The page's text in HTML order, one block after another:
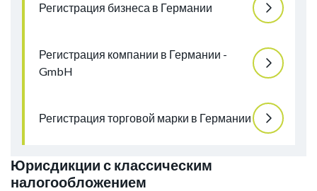
Регистрация бизнеса в Германии
Регистрация компании в Германии -
GmbH
Регистрация торговой марки в Германии
Юрисдикции с классическим
налогообложением